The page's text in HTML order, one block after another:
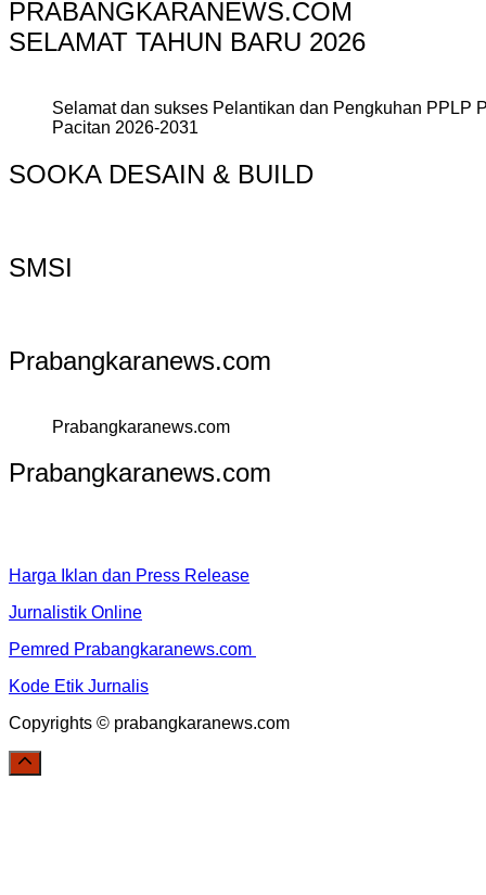
PRABANGKARANEWS.COM
SELAMAT TAHUN BARU 2026
Selamat dan sukses Pelantikan dan Pengkuhan PPLP
Pacitan 2026-2031
SOOKA DESAIN & BUILD
SMSI
Prabangkaranews.com
Prabangkaranews.com
Prabangkaranews.com
Harga Iklan dan Press Release
Jurnalistik Online
Pemred Prabangkaranews.com
Kode Etik Jurnalis
Copyrights © prabangkaranews.com